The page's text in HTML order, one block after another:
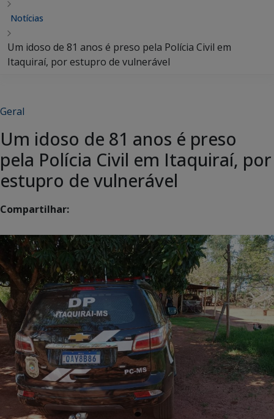
Notícias
Um idoso de 81 anos é preso pela Polícia Civil em
Itaquiraí, por estupro de vulnerável
Geral
Um idoso de 81 anos é preso
pela Polícia Civil em Itaquiraí, por
estupro de vulnerável
Compartilhar: